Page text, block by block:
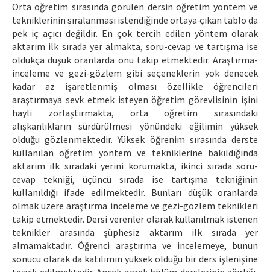
Orta öğretim sırasında görülen dersin öğretim yöntem ve
tekniklerinin sıralanması istendiğinde ortaya çıkan tablo da
pek iç açıcı değildir. En çok tercih edilen yöntem olarak
aktarım ilk sırada yer almakta, soru-cevap ve tartışma ise
oldukça düşük oranlarda onu takip etmektedir. Araştırma-
inceleme ve gezi-gözlem gibi seçeneklerin yok denecek
kadar az işaretlenmiş olması özellikle öğrencileri
araştırmaya sevk etmek isteyen öğretim görevlisinin işini
hayli zorlaştırmakta, orta öğretim sırasındaki
alışkanlıkların sürdürülmesi yönündeki eğilimin yüksek
olduğu gözlenmektedir. Yüksek öğrenim sırasında derste
kullanılan öğretim yöntem ve tekniklerine bakıldığında
aktarım ilk sıradaki yerini korumakta, ikinci sırada soru-
cevap tekniği, üçüncü sırada ise tartışma tekniğinin
kullanıldığı ifade edilmektedir. Bunları düşük oranlarda
olmak üzere araştırma inceleme ve gezi-gözlem teknikleri
takip etmektedir. Dersi verenler olarak kullanılmak istenen
teknikler arasında şüphesiz aktarım ilk sırada yer
almamaktadır. Öğrenci araştırma ve incelemeye, bunun
sonucu olarak da katılımın yüksek olduğu bir ders işlenişine